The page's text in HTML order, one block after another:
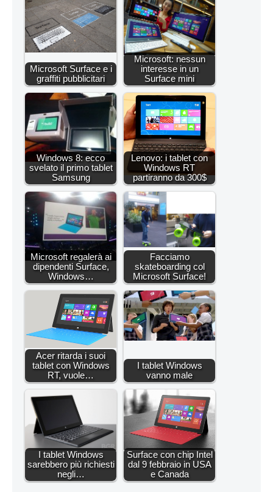
Microsoft Surface e i
graffiti pubblicitari
Microsoft: nessun
interesse in un
Surface mini
Windows 8: ecco
svelato il primo tablet
Samsung
Lenovo: i tablet con
Windows RT
partiranno da 300$
Microsoft regalerà ai
dipendenti Surface,
Windows…
Facciamo
skateboarding col
Microsoft Surface!
Acer ritarda i suoi
tablet con Windows
RT, vuole…
I tablet Windows
vanno male
I tablet Windows
sarebbero più richiesti
negli…
Surface con chip Intel
dal 9 febbraio in USA
e Canada